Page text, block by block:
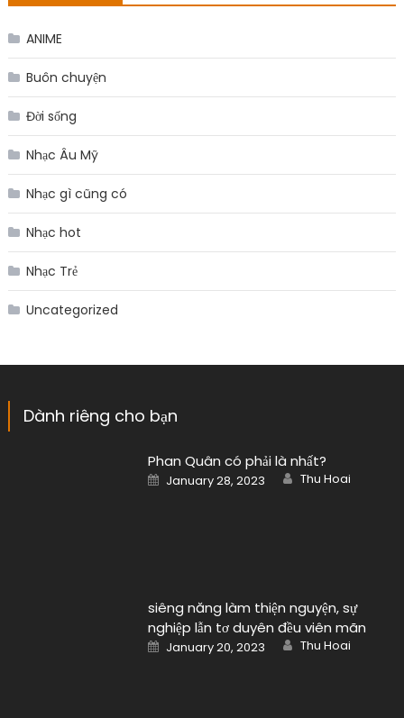
ANIME
Buôn chuyện
Đời sống
Nhạc Âu Mỹ
Nhạc gì cũng có
Nhạc hot
Nhạc Trẻ
Uncategorized
Dành riêng cho bạn
Phan Quân có phải là nhất?
Posted
on
January 28, 2023 Author
Thu Hoai
siêng năng làm thiện nguyện, sự
nghiệp lẫn tơ duyên đều viên mãn
Posted
on
January 20, 2023 Author
Thu Hoai